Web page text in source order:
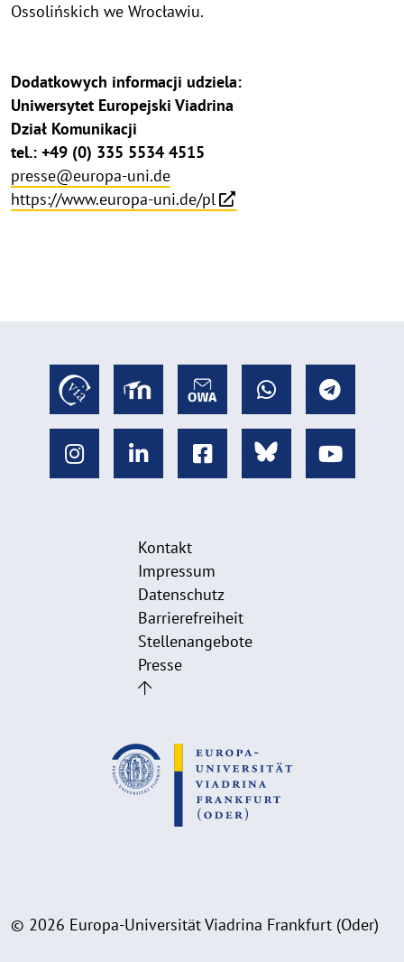
Ossolińskich we Wrocławiu.
Dodatkowych informacji udziela:
Uniwersytet Europejski Viadrina
Dział Komunikacji
tel.: +49 (0) 335 5534 4515
presse@europa-uni.de
https://www.europa-uni.de/pl
Kontakt
Impressum
Datenschutz
Barrierefreiheit
Stellenangebote
Presse
© 2026 Europa-Universität Viadrina Frankfurt (Oder)